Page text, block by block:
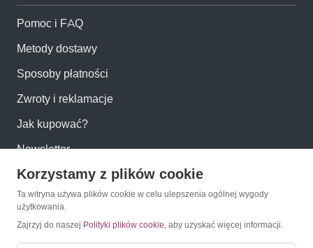
Pomoc i FAQ
Metody dostawy
Sposoby płatności
Zwroty i reklamacje
Jak kupować?
Newsletter
Konto
Moje konto
Korzystamy z plików cookie
Ta witryna używa plików cookie w celu ulepszenia ogólnej wygody
użytkowania.
Zajrzyj do naszej Polityki plików cookie, aby uzyskać więcej informacji.